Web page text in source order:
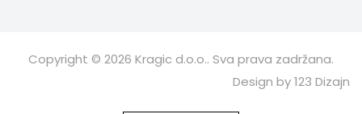
Copyright © 2026 Kragic d.o.o.. Sva prava zadržana.
Design by 123 Dizajn